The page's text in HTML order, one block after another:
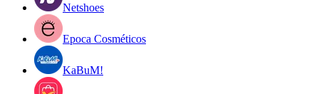
Netshoes
Epoca Cosméticos
KaBuM!